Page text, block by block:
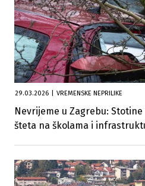
29.03.2026 VREMENSKE NEPRILIKE
Nevrijeme u Zagrebu:
šteta na školama i